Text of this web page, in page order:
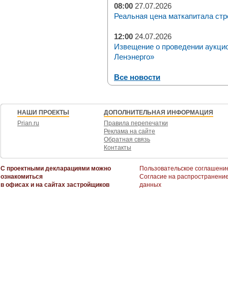
08:00 27.07.2026
Реальная цена маткапитала
12:00 24.07.2026
Извещение о проведении
Ленэнерго»
Все новости
НАШИ ПРОЕКТЫ
Prian.ru
ДОПОЛНИТЕЛЬНАЯ ИНФОРМАЦИЯ
Правила перепечатки
Реклама на сайте
Обратная связь
Контакты
С проектными декларациями можно
ознакомиться
в офисах и на сайтах застройщиков
Пользовательское
Согласие на
данных